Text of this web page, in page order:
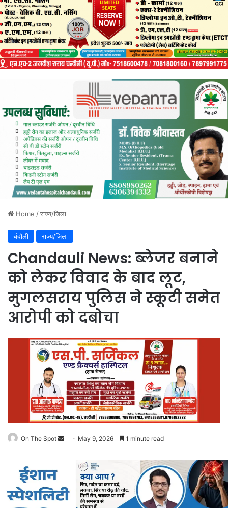
Home /राज्य/जिला
चंदौली राज्य/जिला
Chandauli News: ब्लेजर बनाने
को लेकर विवाद के बाद लूट,
मुगलसराय पुलिस ने स्कूटी समेत
आरोपी को दबोचा
On The Spot
Send
email
May 9, 2026 1 minute read